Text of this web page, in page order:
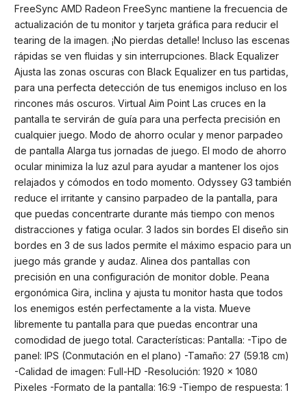
FreeSync AMD Radeon FreeSync mantiene la frecuencia de
actualización de tu monitor y tarjeta gráfica para reducir el
tearing de la imagen. ¡No pierdas detalle! Incluso las escenas
rápidas se ven fluidas y sin interrupciones. Black Equalizer
Ajusta las zonas oscuras con Black Equalizer en tus partidas,
para una perfecta detección de tus enemigos incluso en los
rincones más oscuros. Virtual Aim Point Las cruces en la
pantalla te servirán de guía para una perfecta precisión en
cualquier juego. Modo de ahorro ocular y menor parpadeo
de pantalla Alarga tus jornadas de juego. El modo de ahorro
ocular minimiza la luz azul para ayudar a mantener los ojos
relajados y cómodos en todo momento. Odyssey G3 también
reduce el irritante y cansino parpadeo de la pantalla, para
que puedas concentrarte durante más tiempo con menos
distracciones y fatiga ocular. 3 lados sin bordes El diseño sin
bordes en 3 de sus lados permite el máximo espacio para un
juego más grande y audaz. Alinea dos pantallas con
precisión en una configuración de monitor doble. Peana
ergonómica Gira, inclina y ajusta tu monitor hasta que todos
los enemigos estén perfectamente a la vista. Mueve
libremente tu pantalla para que puedas encontrar una
comodidad de juego total. Características: Pantalla: -Tipo de
panel: IPS (Conmutación en el plano) -Tamaño: 27 (59.18 cm)
-Calidad de imagen: Full-HD -Resolución: 1920 x 1080
Pixeles -Formato de la pantalla: 16:9 -Tiempo de respuesta: 1